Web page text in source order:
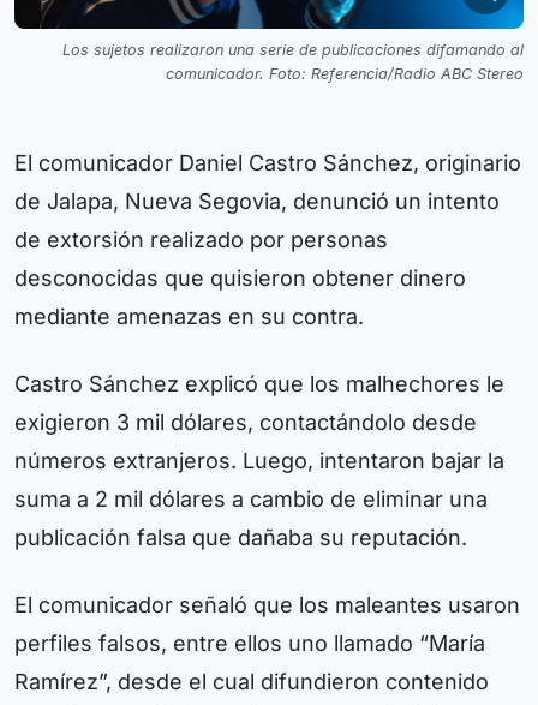
Los sujetos realizaron una serie de publicaciones difamando al
comunicador. Foto: Referencia/Radio ABC Stereo
El comunicador Daniel Castro Sánchez, originario
de Jalapa, Nueva Segovia, denunció un intento
de extorsión realizado por personas
desconocidas que quisieron obtener dinero
mediante amenazas en su contra.
Castro Sánchez explicó que los malhechores le
exigieron 3 mil dólares, contactándolo desde
números extranjeros. Luego, intentaron bajar la
suma a 2 mil dólares a cambio de eliminar una
publicación falsa que dañaba su reputación.
El comunicador señaló que los maleantes usaron
perfiles falsos, entre ellos uno llamado “María
Ramírez”, desde el cual difundieron contenido